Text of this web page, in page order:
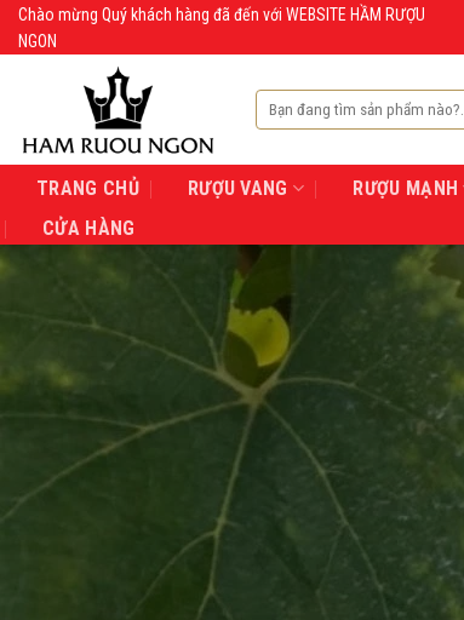
SkipChào mừng Quý khách hàng đã đến với WEBSITE HẦM RƯỢU
NGON
Tìm
kiếm:
TRANG CHỦ RƯỢU VANG RƯỢU MẠNH
CỬA HÀNG